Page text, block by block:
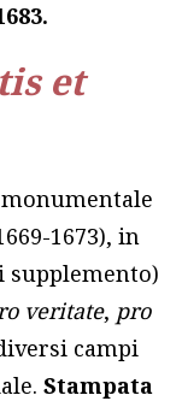
et
1673), in
veritate, pro
campi
Stampata